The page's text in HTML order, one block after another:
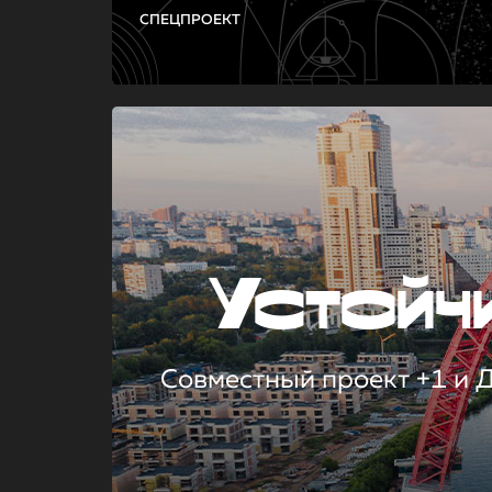
СПЕЦПРОЕКТ
Совместный проект +1 и